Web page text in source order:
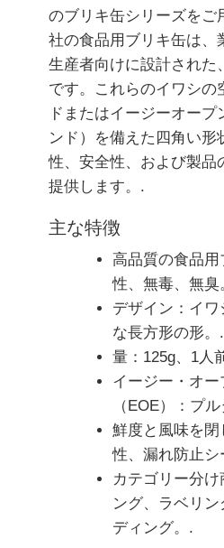
のブリキ缶シリーズをご
社の食品用ブリキ缶は、
生産者向けに設計された
です。これらのイワシの
ドまたはイージーオー
ンド）を備えた四角い形
性、安全性、および製品
提供します。.
主な特徴
高品質の食品
性、無毒、無臭
デザイン：イ
な長方形の形。.
量：125g、1人
イージー・オー
（EOE）：プ
鮮度と風味を
性、漏れ防止シ
カテゴリー分
ング、ラベリ
ディング。.